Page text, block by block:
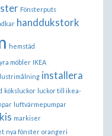
Fönsterputs
handdukstork
hemstäd
möbler IKEA
installera
köksluckor luckor till ikea-
luftvärmepumpar
markiser
nya fönster orangeri